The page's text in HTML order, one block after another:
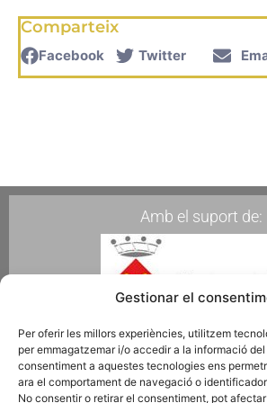
Gestionar el
Per oferir les millors experiències, utilitzem
per emmagatzemar i/o accedir a la informació
consentiment a aquestes tecnologies ens
ara el comportament de navegació o
No consentir o retirar el consentiment, pot
Comparteix
Facebook Twitter
Amb el suport de:
Membres de: